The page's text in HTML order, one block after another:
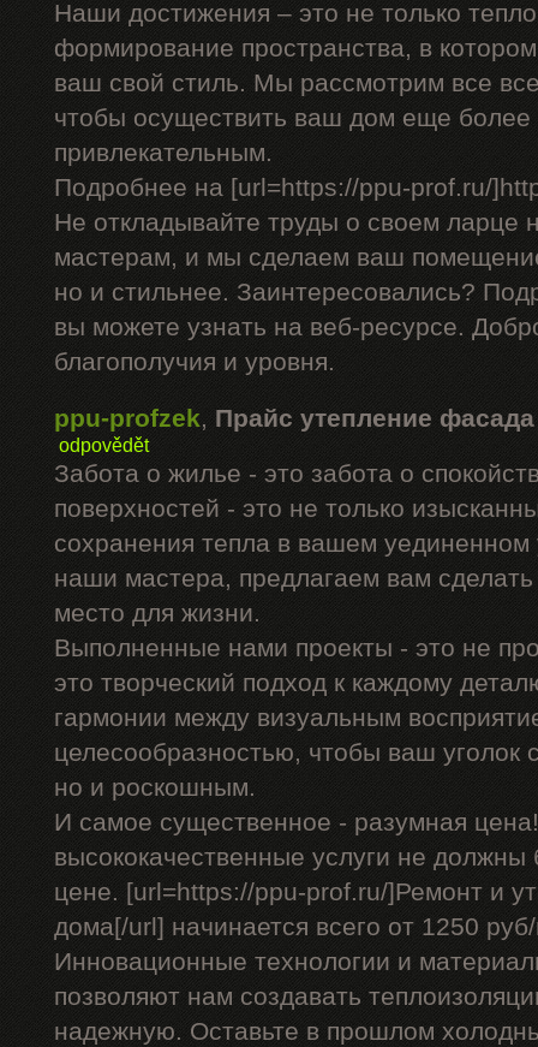
Наши достижения – это не только
формирование пространства, в
ваш свой стиль. Мы рассмотрим все
чтобы осуществить ваш дом еще
привлекательным.
Подробнее на [url=https://ppu-prof.ru/
Не откладывайте труды о своем ларце
мастерам, и мы сделаем ваш
но и стильнее. Заинтересовались?
вы можете узнать на веб-ресурсе.
благополучия и уровня.
ppu-profzek,Прайс утепление фасада
odpovědět
Забота о жилье - это забота о
поверхностей - это не только
сохранения тепла в вашем уединенном
наши мастера, предлагаем вам
место для жизни.
Выполненные нами проекты - это не
это творческий подход к каждому
гармонии между визуальным
целесообразностью, чтобы ваш уголок
но и роскошным.
И самое существенное - разумная
высококачественные услуги не
цене. [url=https://ppu-prof.ru/]Ремонт и
дома[/url] начинается всего от 1250
Инновационные технологии и
позволяют нам создавать
надежную. Оставьте в прошлом